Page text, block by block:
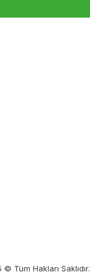
Tüm Hakları Saklıdır.